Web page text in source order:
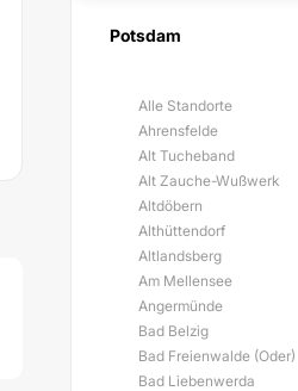
Potsdam
Alle Standorte
Ahrensfelde
Alt Tucheband
Alt Zauche-Wußwerk
Altdöbern
Althüttendorf
Altlandsberg
Am Mellensee
Angermünde
Bad Belzig
Bad Freienwalde (Oder)
Bad Liebenwerda